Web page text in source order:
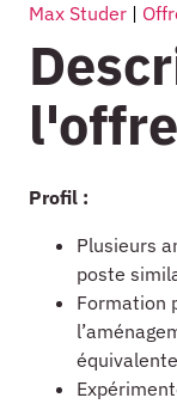
Max Studer |
l'offre
Profil :
Plusieurs
poste
Formation
équivalente